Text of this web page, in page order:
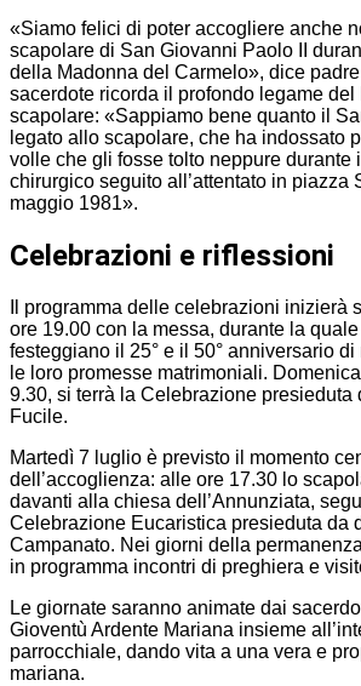
«Siamo felici di poter accogliere anche
scapolare di San Giovanni Paolo II
della Madonna del Carmelo», dice padre
sacerdote ricorda il profondo legame del
scapolare: «Sappiamo bene quanto il
legato allo scapolare, che ha indossato
volle che gli fosse tolto neppure durante
chirurgico seguito all’attentato in piazza
maggio 1981».
Celebrazioni e riflessioni
Il programma delle celebrazioni inizierà
ore 19.00 con la messa, durante la
festeggiano il 25° e il 50° anniversario
le loro promesse matrimoniali.
9.30, si terrà la Celebrazione presieduta
Fucile.
Martedì 7 luglio è previsto il momento
dell’accoglienza: alle ore 17.30 lo
davanti alla chiesa dell’Annunziata,
Celebrazione Eucaristica presieduta da
Campanato. Nei giorni della
in programma incontri di preghiera e
Le giornate saranno animate dai
Gioventù Ardente Mariana insieme
parrocchiale, dando vita a una vera e
mariana.